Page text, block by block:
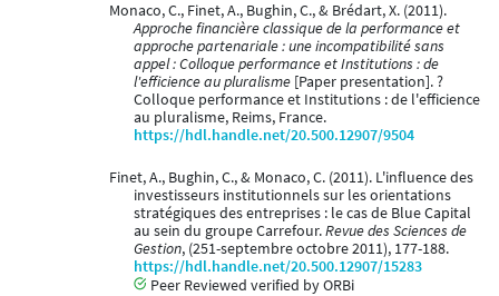
Monaco, C., Finet, A., Bughin, C., & Brédart, X. (2011).
Approche financière classique de la performance et
approche partenariale : une incompatibilité sans
appel : Colloque performance et Institutions : de
l'efficience au pluralisme [Paper presentation]. ?
Colloque performance et Institutions : de l'efficience
au pluralisme, Reims, France.
https://hdl.handle.net/20.500.12907/9504
Finet, A., Bughin, C., & Monaco, C. (2011). L'influence des
investisseurs institutionnels sur les orientations
stratégiques des entreprises : le cas de Blue Capital
au sein du groupe Carrefour.Revue des Sciences de
Gestion, (251-septembre octobre 2011), 177-188.
https://hdl.handle.net/20.500.12907/15283
Peer Reviewed verified by ORBi